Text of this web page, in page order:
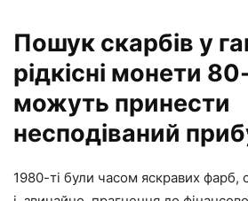
Пошук скарбів у
рідкісні монети
можуть принести
несподіваний
1980-ті були часом яскравих фарб,